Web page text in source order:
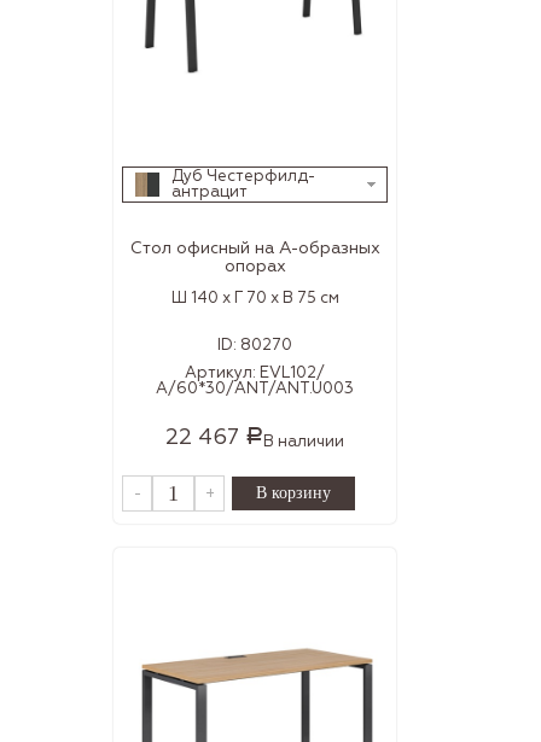
Дуб Честерфилд-
антрацит
Стол офисный на А-образных
опорах
Ш 140 x Г 70 x В 75 см
ID: 80270
Артикул: EVL102/
А/60*30/ANT/ANT.U003
22 467 Р В наличии
- +